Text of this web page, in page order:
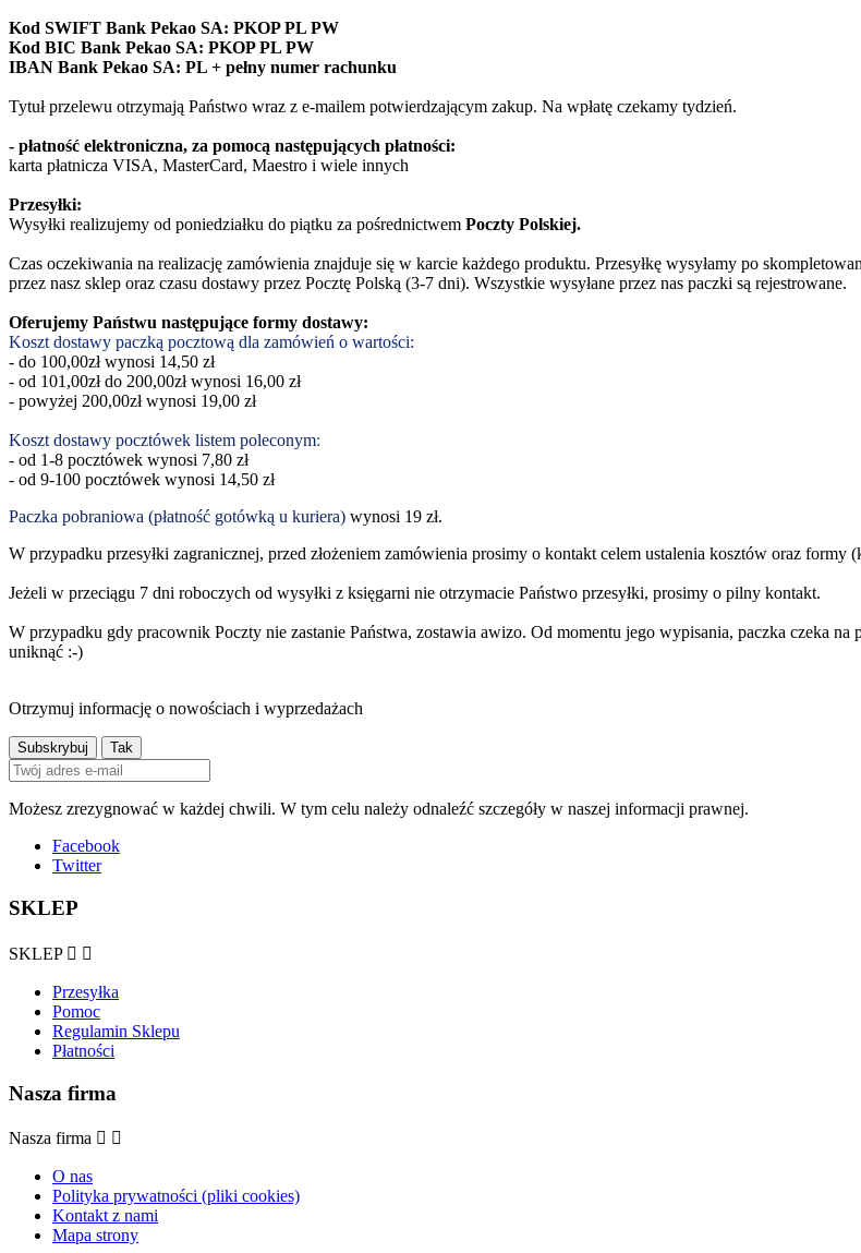
Kod SWIFT Bank Pekao SA: PKOP PL PW
Kod BIC Bank Pekao SA: PKOP PL PW
IBAN Bank Pekao SA: PL + pełny numer rachunku
Tytuł przelewu otrzymają Państwo wraz z e-mailem potwierdzającym zakup. Na wpłatę czekamy tydzień.
- płatność elektroniczna, za pomocą następujących płatności:
karta płatnicza VISA, MasterCard, Maestro i wiele innych
Przesyłki:
Wysyłki realizujemy od poniedziałku do piątku za pośrednictwem Poczty Polskiej.
Czas oczekiwania na realizację zamówienia znajduje się w karcie każdego produktu. Przesyłkę wysyłamy po
przez nasz sklep oraz czasu dostawy przez Pocztę Polską (3-7 dni). Wszystkie wysyłane przez nas paczki są rejestrowane.
Oferujemy Państwu następujące formy dostawy:
Koszt dostawy paczką pocztową dla zamówień o wartości:
- do 100,00zł wynosi 14,50 zł
- od 101,00zł do 200,00zł wynosi 16,00 zł
- powyżej 200,00zł wynosi 19,00 zł
Koszt dostawy pocztówek listem poleconym:
- od 1-8 pocztówek wynosi 7,80 zł
- od 9-100 pocztówek wynosi 14,50 zł
Paczka pobraniowa (płatność gotówką u kuriera) wynosi 19 zł.
W przypadku przesyłki zagranicznej, przed złożeniem zamówienia prosimy o kontakt celem ustalenia kosztów oraz formy
Jeżeli w przeciągu 7 dni roboczych od wysyłki z księgarni nie otrzymacie Państwo przesyłki, prosimy o pilny kontakt.
W przypadku gdy pracownik Poczty nie zastanie Państwa, zostawia awizo. Od momentu jego wypisania, paczka czeka na
uniknąć :-)
Otrzymuj informację o nowościach i wyprzedażach
Możesz zrezygnować w każdej chwili. W tym celu należy odnaleźć szczegóły w naszej informacji prawnej.
Facebook
Twitter
SKLEP
SKLEP  
Przesyłka
Pomoc
Regulamin Sklepu
Płatności
Nasza firma
Nasza firma  
O nas
Polityka prywatności (pliki cookies)
Kontakt z nami
Mapa strony